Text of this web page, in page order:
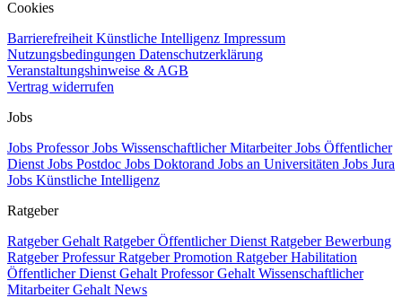
Cookies
Barrierefreiheit Künstliche Intelligenz Impressum
Nutzungsbedingungen Datenschutzerklärung
Veranstaltungshinweise & AGB
Vertrag widerrufen
Jobs
Jobs ProfessorJobs Wissenschaftlicher MitarbeiterJobs Öffentlicher
Dienst Jobs Postdoc Jobs Doktorand Jobs an Universitäten Jobs Jura
Jobs Künstliche Intelligenz
Ratgeber
Ratgeber Gehalt Ratgeber Öffentlicher Dienst Ratgeber Bewerbung
Ratgeber ProfessurRatgeber Promotion Ratgeber Habilitation
Öffentlicher Dienst Gehalt Professor Gehalt Wissenschaftlicher
Mitarbeiter Gehalt News